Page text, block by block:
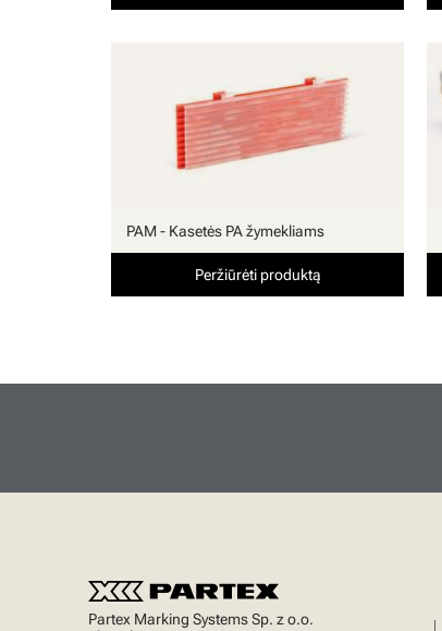
PAM - Kasetės PA žymekliams
Peržiūrėti produktą
Partex Marking Systems Sp. z o.o.